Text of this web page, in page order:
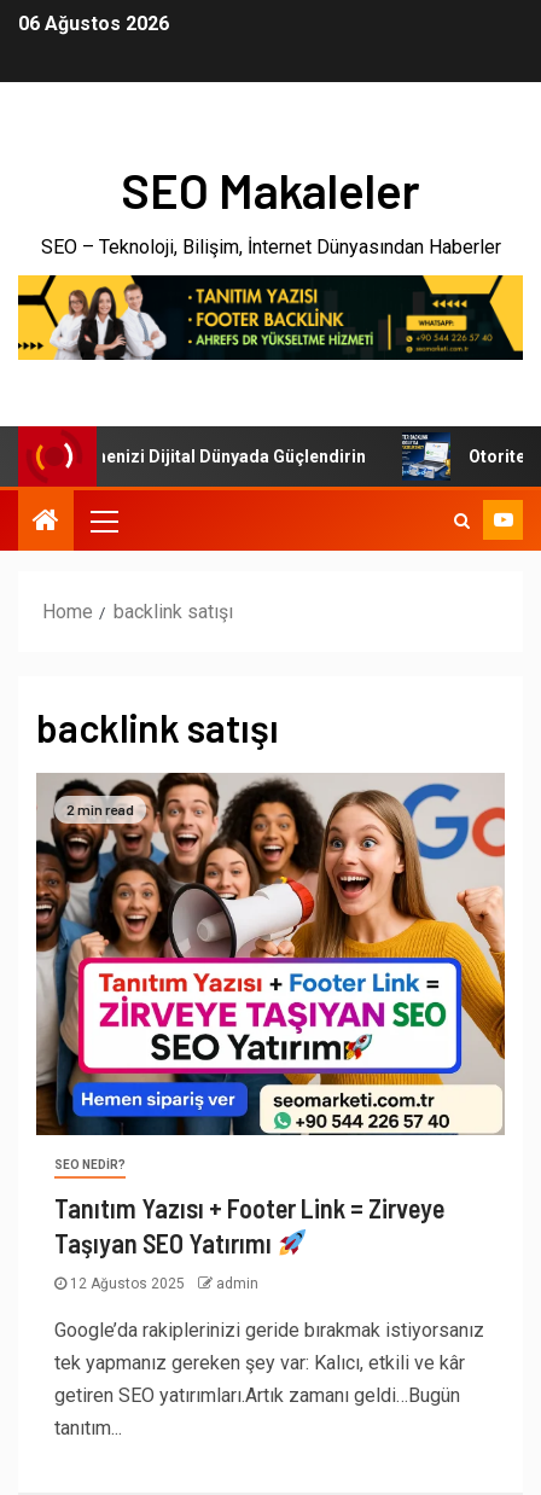
06 Ağustos 2026
SEO Makaleler
SEO – Teknoloji, Bilişim, İnternet Dünyasından Haberler
İşletmenizi Dijital Dünyada Güçlendirin Otoriter
Home backlink satışı
backlink satışı
2 min read
SEO NEDIR?
Tanıtım Yazısı + Footer Link = Zirveye
Taşıyan SEO Yatırımı
12 Ağustos 2025 admin
Google’da rakiplerinizi geride bırakmak istiyorsanız
tek yapmanız gereken şey var: Kalıcı, etkili ve kâr
getiren SEO yatırımları.Artık zamanı geldi…Bugün
tanıtım...